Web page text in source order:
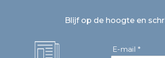
Blijf op de hoogte en
E-mail *